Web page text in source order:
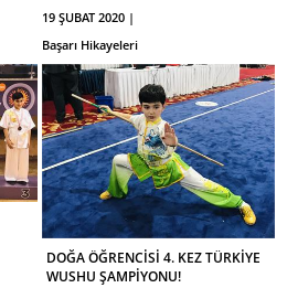
19 ŞUBAT 2020 |
Başarı Hikayeleri
DOĞA ÖĞRENCİSİ 4. KEZ TÜRKİYE
WUSHU ŞAMPİYONU!